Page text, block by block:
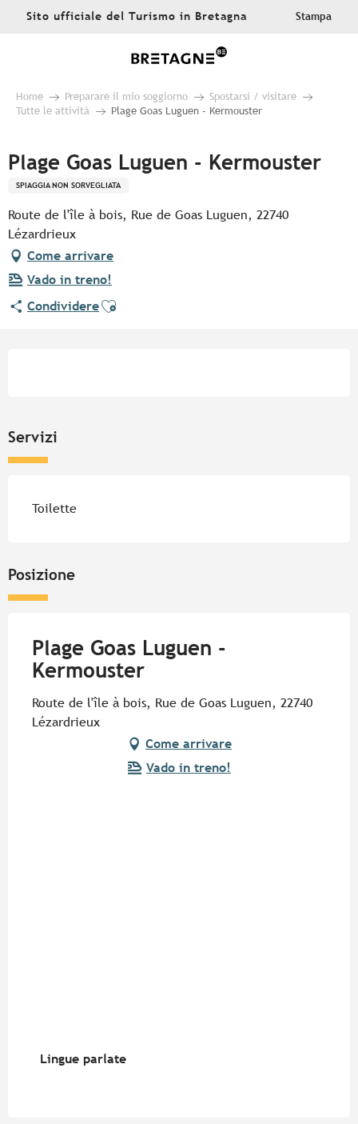
AllerSito ufficiale del Turismo in Bretagna Stampa
Home Preparare il mio soggiorno
Spostarsi / visitare
Tutte le attività
Plage Goas Luguen - Kermouster
Plage Goas Luguen - Kermouster
SPIAGGIA NON SORVEGLIATA
Route de l'île à bois, Rue de Goas Luguen, 22740
Lézardrieux
Come arrivare
Vado in treno!
CondividereAjouter aux favoris
Servizi
Toilette
Posizione
Plage Goas Luguen -
Kermouster
Route de l'île à bois, Rue de Goas Luguen, 22740
Lézardrieux
Come arrivare
Vado in treno!
Lingue parlate
Lingue parlate